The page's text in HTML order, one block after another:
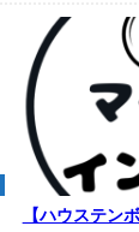
【ハウステン